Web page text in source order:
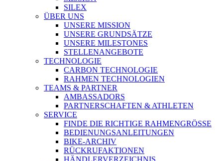
SILEX
ÜBER UNS
UNSERE MISSION
UNSERE GRUNDSÄTZE
UNSERE MILESTONES
STELLENANGEBOTE
TECHNOLOGIE
CARBON TECHNOLOGIE
RAHMEN TECHNOLOGIEN
TEAMS & PARTNER
AMBASSADORS
PARTNERSCHAFTEN & ATHLETEN
SERVICE
FINDE DIE RICHTIGE RAHMENGRÖSSE
BEDIENUNGSANLEITUNGEN
BIKE-ARCHIV
RÜCKRUFAKTIONEN
HÄNDLERVERZEICHNIS